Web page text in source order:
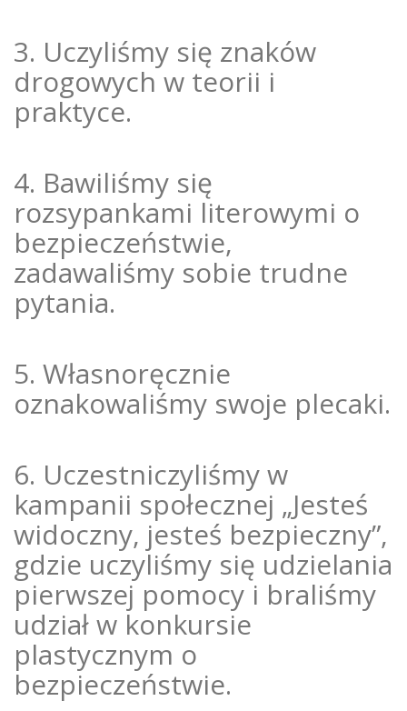
3. Uczyliśmy się znaków
drogowych w teorii i
praktyce.
4. Bawiliśmy się
rozsypankami literowymi o
bezpieczeństwie,
zadawaliśmy sobie trudne
pytania.
5. Własnoręcznie
oznakowaliśmy swoje plecaki.
6. Uczestniczyliśmy w
kampanii społecznej „Jesteś
widoczny, jesteś bezpieczny”,
gdzie uczyliśmy się udzielania
pierwszej pomocy i braliśmy
udział w konkursie
plastycznym o
bezpieczeństwie.